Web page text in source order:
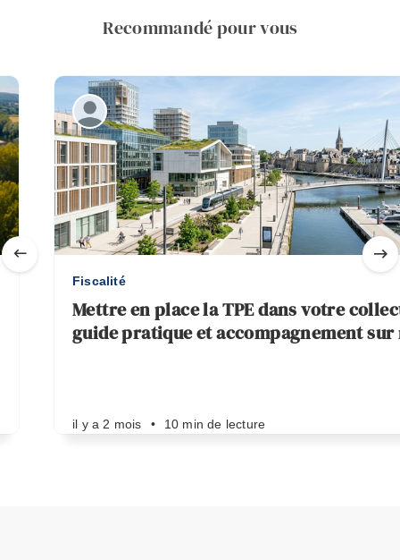
Recommandé pour vous
Fiscalité
Mettre en place la TPE dans votre
guide pratique et accompagnement sur
il y a 2 mois • 10 min de lecture